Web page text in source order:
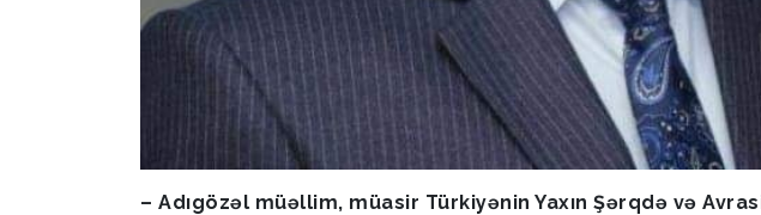
– Adıgözəl müəllim, müasir Türkiyənin Yaxın Şərqdə və